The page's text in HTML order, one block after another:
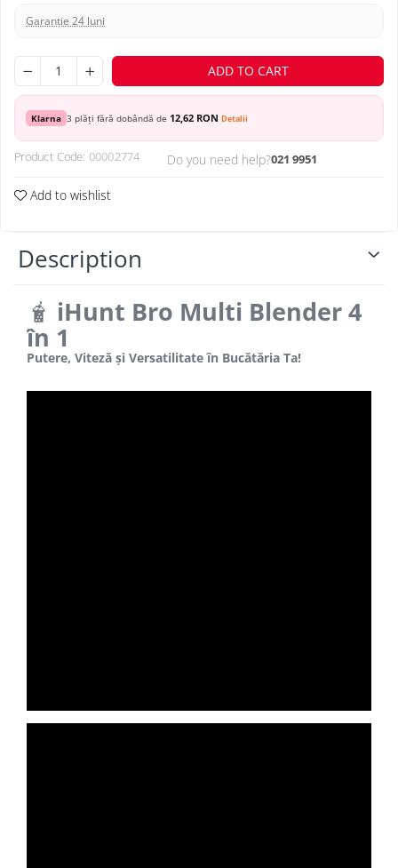
Garanție 24 luni
ADD TO CART
Klarna 3 plăți fără dobândă de 12,62 RON Detalii
Product Code: 00002774 Do you need help?021 9951
Add to wishlist
Description
🧋 iHunt Bro Multi Blender 4
în 1
Putere, Viteză și Versatilitate în Bucătăria Ta!